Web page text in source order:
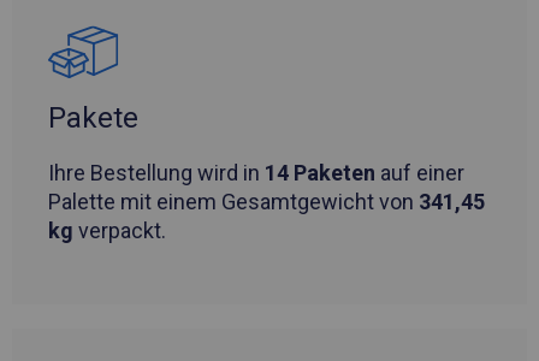
Pakete
Ihre Bestellung wird in 14 Paketen auf einer
Palette mit einem Gesamtgewicht von 341,45
kg verpackt.